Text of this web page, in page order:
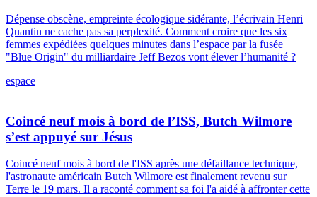
Dépense obscène, empreinte écologique sidérante, l’écrivain Henri
Quantin ne cache pas sa perplexité. Comment croire que les six
femmes expédiées quelques minutes dans l’espace par la fusée
"Blue Origin" du milliardaire Jeff Bezos vont élever l’humanité ?
espace
Coincé neuf mois à bord de l’ISS, Butch Wilmore
s’est appuyé sur Jésus
Coincé neuf mois à bord de l'ISS après une défaillance technique,
l'astronaute américain Butch Wilmore est finalement revenu sur
Terre le 19 mars. Il a raconté comment sa foi l'a aidé à affronter cette